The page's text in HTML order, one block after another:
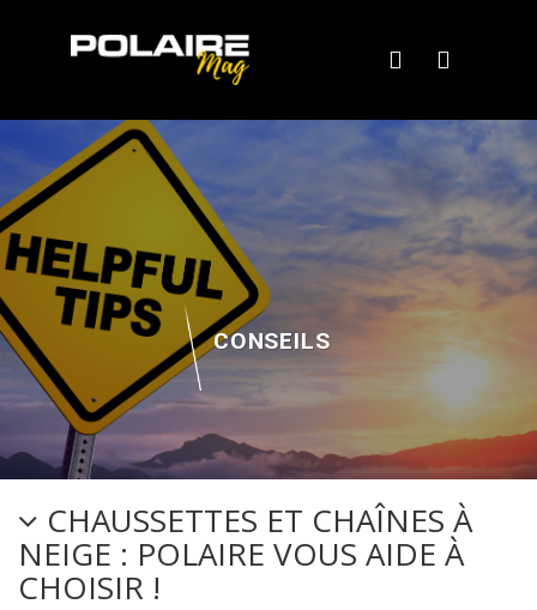
CONSEILS
CHAUSSETTES ET CHAÎNES À
NEIGE : POLAIRE VOUS AIDE À
CHOISIR !